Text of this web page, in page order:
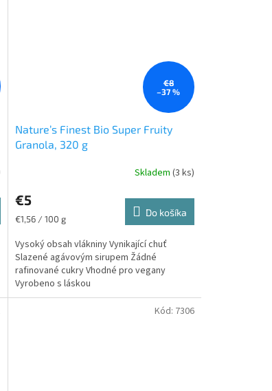
€8
–37 %
Nature’s Finest Bio Super Fruity
Granola, 320 g
Skladem (3 ks)
€5
Jednotková
€1,56 / 100 g
Do košíka
Vysoký obsah vlákniny Vynikající chuť
Slazené agávovým sirupem Žádné
rafinované cukry Vhodné pro vegany
Vyrobeno s láskou
Kód: 7306